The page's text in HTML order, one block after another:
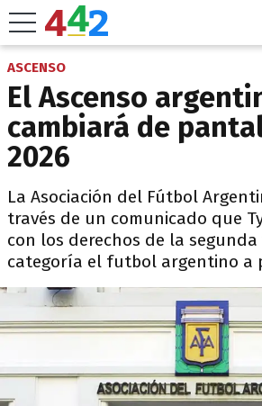
ASCENSO
El Ascenso
cambiará de
2026
La Asociación del Fútbol
través de un comunicado que
con los derechos de la segunda
categoría el futbol argentino a